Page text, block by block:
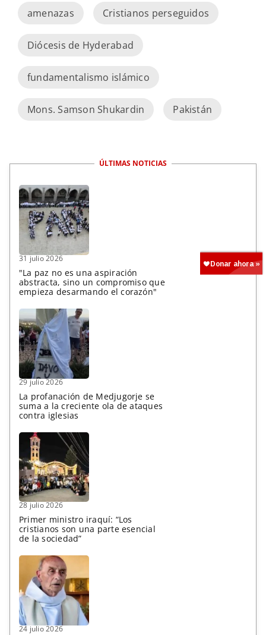
amenazas Cristianos perseguidos
Diócesis de Hyderabad
fundamentalismo islámico
Mons. Samson Shukardin Pakistán
ÚLTIMAS NOTICIAS
31 julio 2026
"La paz no es una aspiración
abstracta, sino un compromiso que
empieza desarmando el corazón"
29 julio 2026
La profanación de Medjugorje se
suma a la creciente ola de ataques
contra iglesias
28 julio 2026
Primer ministro iraquí: “Los
cristianos son una parte esencial
de la sociedad”
24 julio 2026